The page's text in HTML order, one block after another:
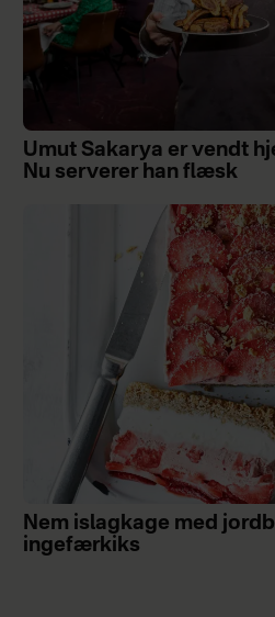
Umut Sakarya er vendt
Nu serverer han flæsk
Nem islagkage med
ingefærkiks